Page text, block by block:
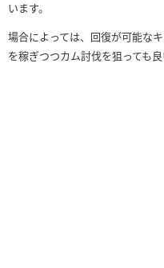
います。
場合によっては、回復が可能な
を稼ぎつつカム討伐を狙っても良